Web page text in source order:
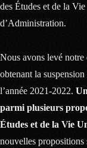
des Études et de la
d’Administration.
Nous avons levé notre
obtenant la
l’année 2021-2022.
parmi plusieurs
Études et de la Vie
nouvelles propositions